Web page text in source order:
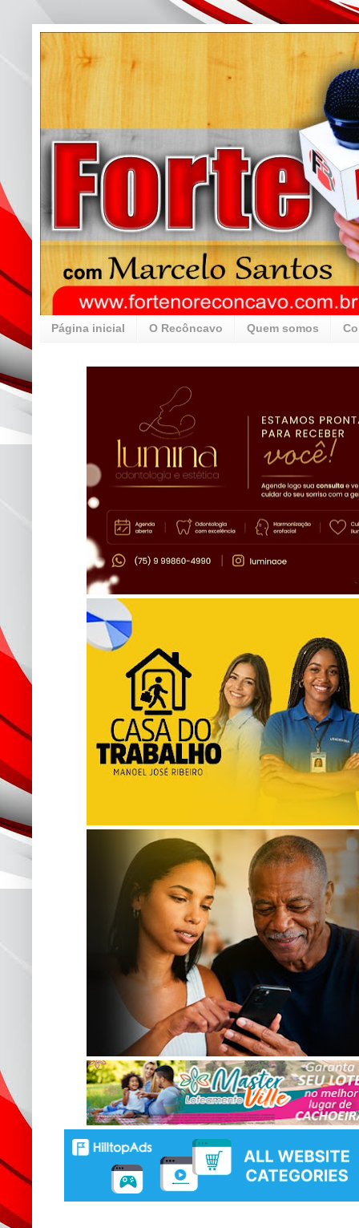
Página inicial O Recôncavo Quem somos